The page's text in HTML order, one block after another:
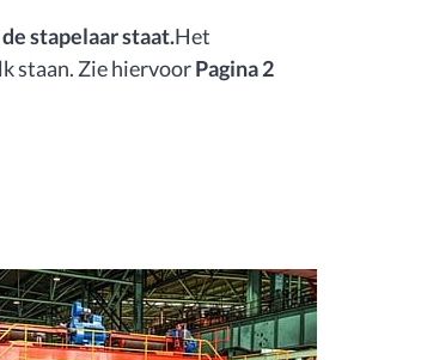
stapelaar staat.Het
staan. Zie hiervoorPagina 2